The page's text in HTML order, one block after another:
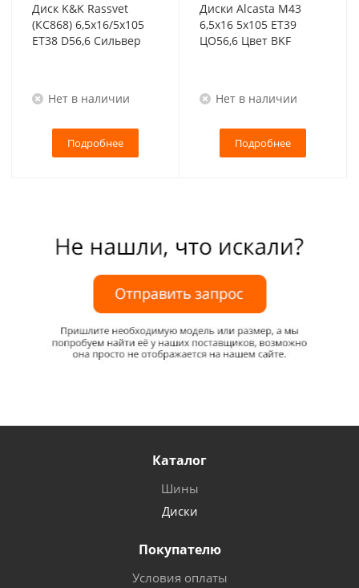
Диск K&K Rassvet
(КС868) 6,5x16/5x105
ET38 D56,6 Сильвер
Нет в наличии
Подробнее
Диски Alcasta M43
6,5x16 5x105 ET39
ЦО56,6 Цвет BKF
Нет в наличии
Подробнее
Каталог
Шины
Диски
Покупателю
Условия оплаты